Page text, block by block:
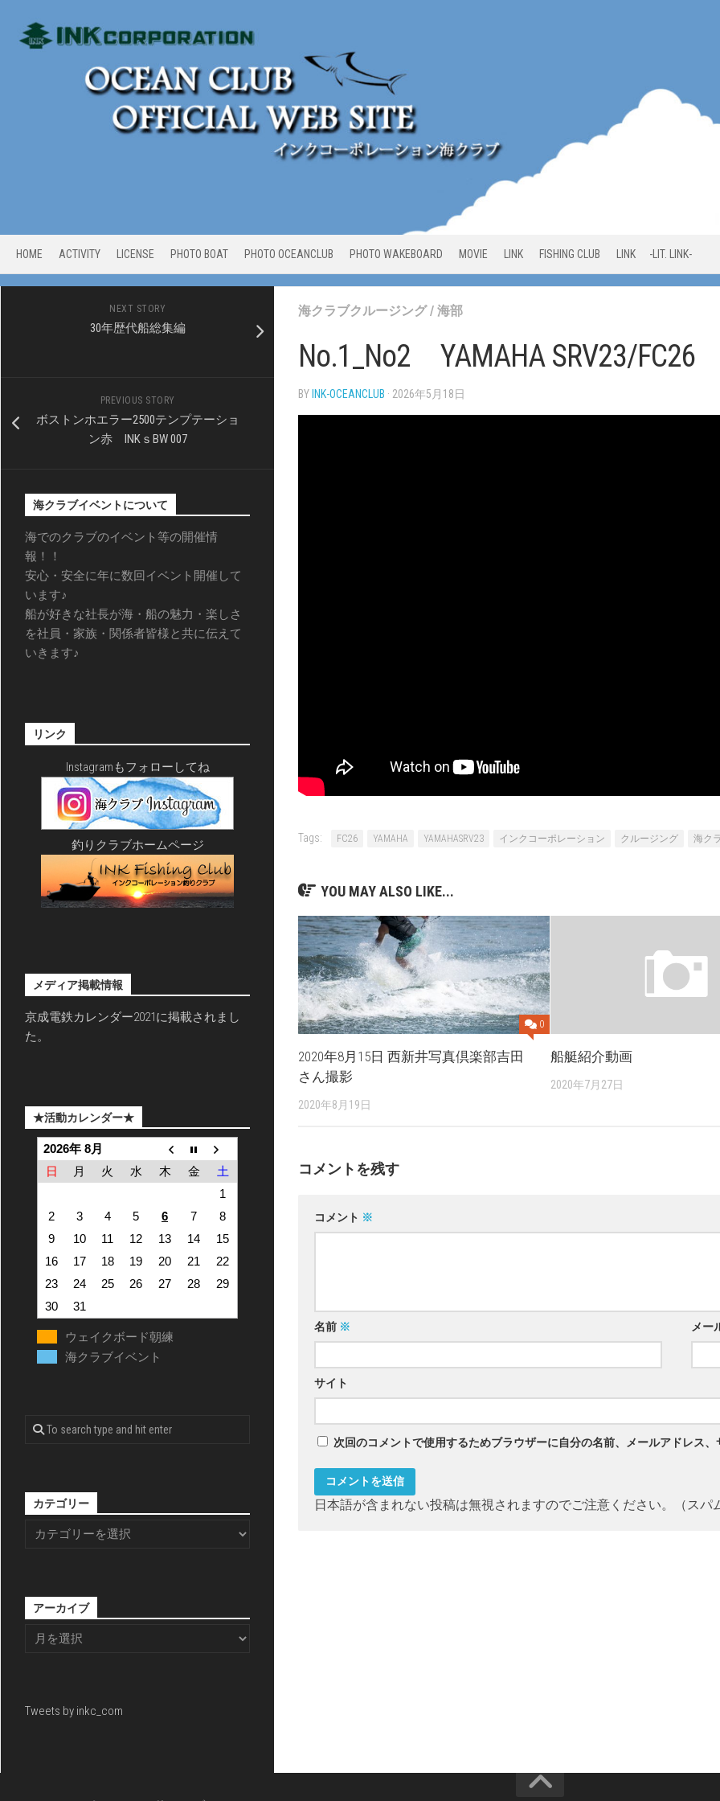
content
HOME ACTIVITY LICENSE PHOTO BOAT PHOTO OCEANCLUB PHOTO WAKEBOARD MOVIE LINK FISHING CLUB LINK -LIT. LINK-
海クラブクルージング / 海部
No.1_No2 YAMAHA SRV23/FC26
BY INK-OCEANCLUB · 2026年5月18日
Tags: FC26 YAMAHA YAMAHASRV23 インクコーポレーション クルージング 海ク
YOU MAY ALSO LIKE...
0
2020年8月15日 西新井写真倶楽部吉田
さん撮影
2020年8月19日
船艇紹介動画
2020年7月27日
コメントを残す
コメント ※
名前 ※ メー
サイト
次回のコメントで使用するためブラウザーに自分の名前、メールアドレス、
日本語が含まれない投稿は無視されますのでご注意ください。（スパ
NEXT STORY
30年歴代船総集編
PREVIOUS STORY
ボストンホエラー2500テンプテーショ
ン赤 INKｓBW 007
海クラブイベントについて
海でのクラブのイベント等の開催情
報！！
安心・安全に年に数回イベント開催して
います♪
船が好きな社長が海・船の魅力・楽しさ
を社員・家族・関係者皆様と共に伝えて
いきます♪
リンク
Instagramもフォローしてね
釣りクラブホームページ
メディア掲載情報
京成電鉄カレンダー2021に掲載されまし
た。
★活動カレンダー★
2026年 8月
日
月 火 水 木 金
土
1
2
3 4 5 6 7
8
9
10 11 12 13 14
15
16
17 18 19 20 21
22
23
24 25 26 27 28
29
30
31
ウェイクボード朝練
海クラブイベント
カテゴリー
アーカイブ
Tweets by inkc_com